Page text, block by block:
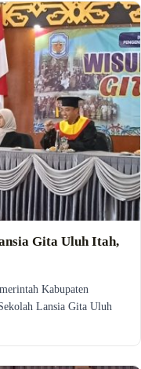
Gita Uluh Itah,
Kabupaten
Lansia Gita Uluh